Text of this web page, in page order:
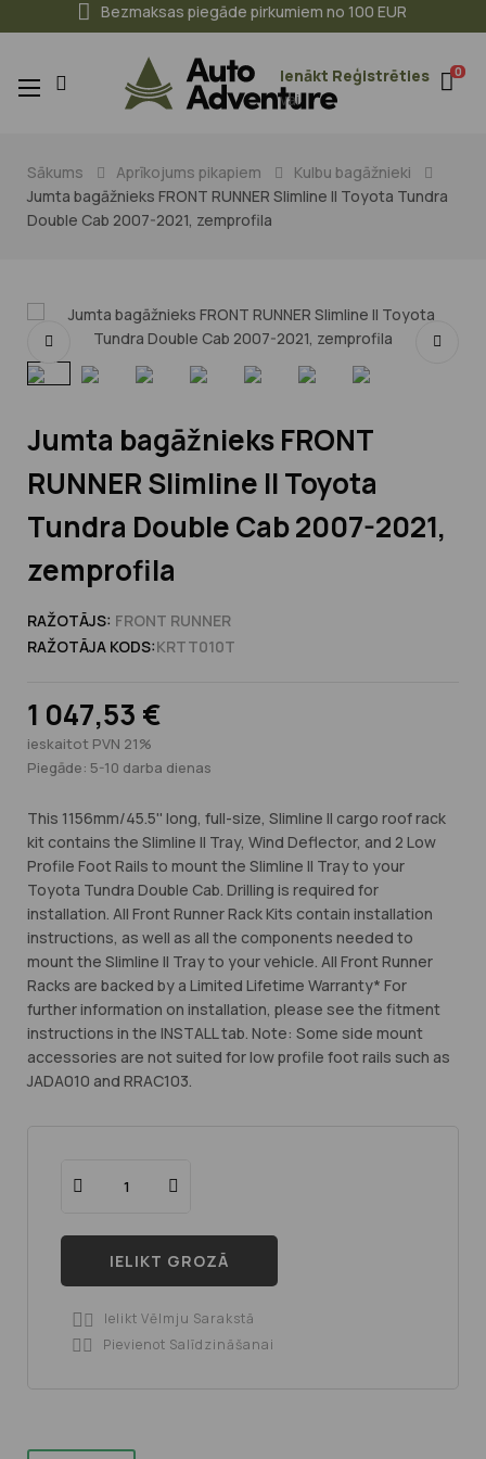
Bezmaksas piegāde pirkumiem no 100 EUR
Ienākt
vai
Reģistrēties 0
Toggle
navigation
☰
Sākums Aprīkojums pikapiem
Kulbu bagāžnieki
Jumta bagāžnieks FRONT RUNNER Slimline II Toyota Tundra
Double Cab 2007-2021, zemprofila
Jumta bagāžnieks FRONT
RUNNER Slimline II Toyota
Tundra Double Cab 2007-2021,
zemprofila
RAŽOTĀJS: FRONT RUNNER
RAŽOTĀJA KODS:KRTT010T
1 047,53 €
ieskaitot PVN 21%
Piegāde: 5-10 darba dienas
This 1156mm/45.5'' long, full-size, Slimline II cargo roof rack
kit contains the Slimline II Tray, Wind Deflector, and 2 Low
Profile Foot Rails to mount the Slimline II Tray to your
Toyota Tundra Double Cab. Drilling is required for
installation. All Front Runner Rack Kits contain installation
instructions, as well as all the components needed to
mount the Slimline II Tray to your vehicle. All Front Runner
Racks are backed by a Limited Lifetime Warranty* For
further information on installation, please see the fitment
instructions in the INSTALL tab. Note: Some side mount
accessories are not suited for low profile foot rails such as
JADA010 and RRAC103.
IELIKT GROZĀ

Ielikt Vēlmju Sarakstā

Pievienot Salīdzināšanai